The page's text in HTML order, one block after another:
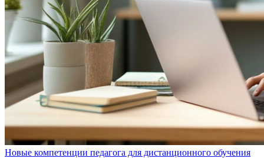
Новые компетенции педагога для дистанционного обучения